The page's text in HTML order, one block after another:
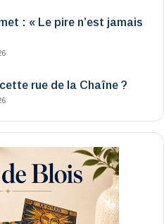
: « Le pire n’est jamais
rue de la Chaîne ?